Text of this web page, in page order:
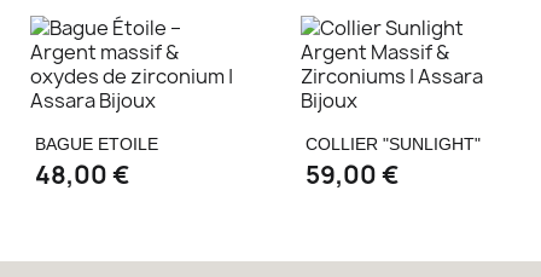
BAGUE ETOILE
48,00 €
COLLIER "SUNLIGHT"
59,00 €